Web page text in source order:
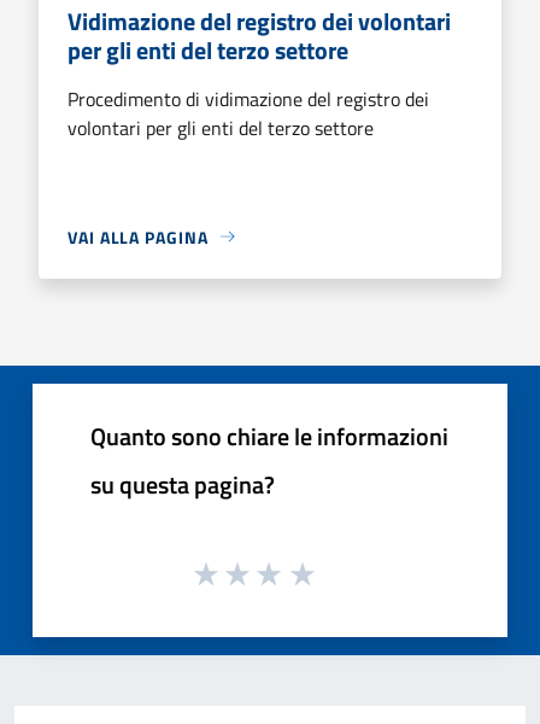
Vidimazione del registro dei volontari
per gli enti del terzo settore
Procedimento di vidimazione del registro dei
volontari per gli enti del terzo settore
VAI ALLA PAGINA
Quanto sono chiare le informazioni
su questa pagina?